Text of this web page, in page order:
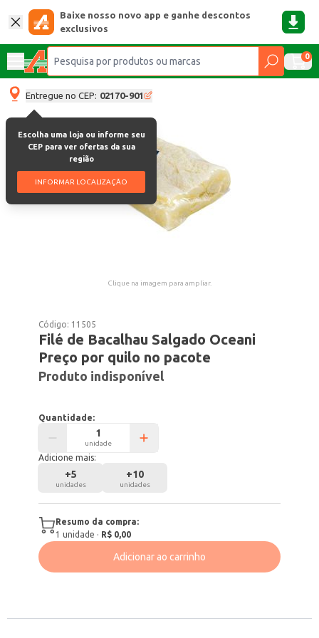
Baixe nosso novo app e ganhe descontos
exclusivos
0
Entregue no CEP: 02170-901
Escolha uma loja ou informe seu
CEP para ver ofertas da sua
região
INFORMAR LOCALIZAÇÃO
Clique na imagem para ampliar.
Código: 11505
Filé de Bacalhau Salgado Oceani
Preço por quilo no pacote
Produto indisponível
Quantidade:
unidade
Adicione mais:
+5
unidades
+10
unidades
Resumo da compra:
1 unidade · R$ 0,00
Adicionar ao carrinho